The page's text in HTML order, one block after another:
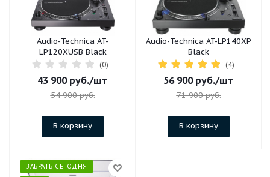
Audio-Technica AT-
LP120XUSB Black
(0)
43 900руб./шт
54 900руб.
В корзину
Audio-Technica AT-LP140XP
Black
(4)
56 900руб./шт
71 900руб.
В корзину
ЗАБРАТЬ СЕГОДНЯ